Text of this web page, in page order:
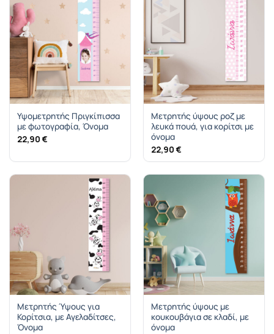
Υψομετρητής Πριγκίπισσα
με φωτογραφία, Όνομα
22,90 €
Μετρητής ύψους ροζ με
λευκά πουά, για κορίτσι με
όνομα
22,90 €
Μετρητής Ύψους για
Κορίτσια, με Αγελαδίτσες,
Όνομα
Μετρητής ύψους με
κουκουβάγια σε κλαδί, με
όνομα